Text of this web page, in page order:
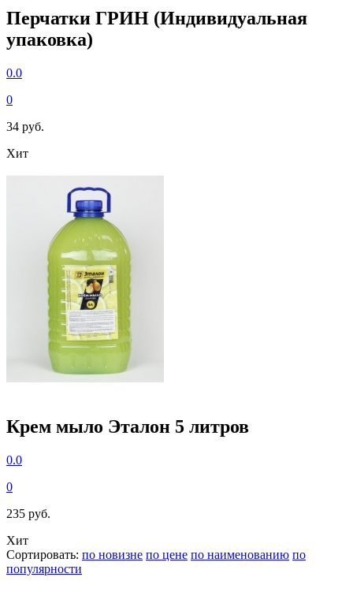
Перчатки ГРИН (Индивидуальная
упаковка)
0.0
0
34 руб.
Хит
Крем мыло Эталон 5 литров
0.0
0
235 руб.
Хит
Сортировать: по новизне по цене по наименованию по
популярности